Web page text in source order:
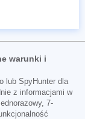
warunki i
lub SpyHunter dla
z informacjami w
7-